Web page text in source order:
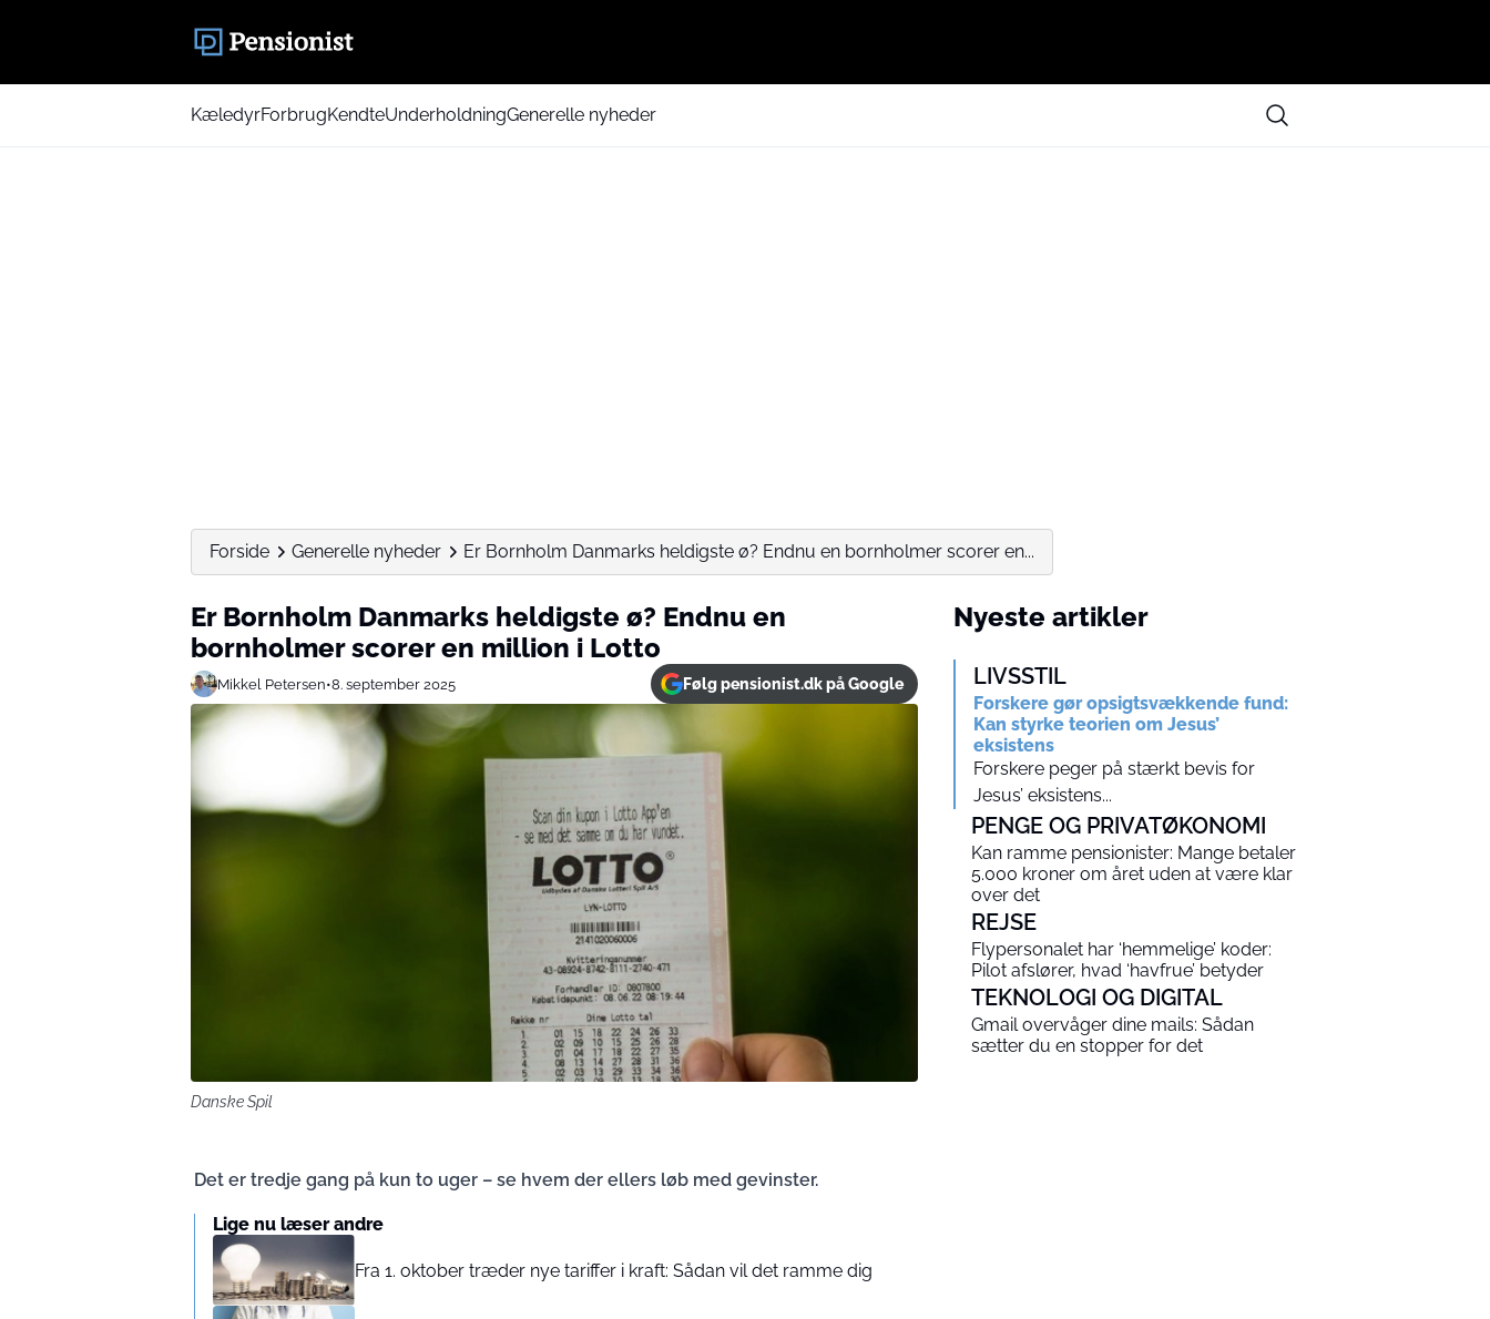
KæledyrForbrugKendteUnderholdningGenerelle nyheder
Forside Generelle nyheder Er Bornholm Danmarks heldigste ø? Endnu en bornholmer scorer en...
Er Bornholm Danmarks heldigste ø? Endnu en
bornholmer scorer en million i Lotto
Mikkel Petersen•8. september 2025 Følg pensionist.dk på Google
Danske Spil
Det er tredje gang på kun to uger – se hvem der ellers løb med gevinster.
Lige nu læser andre
Fra 1. oktober træder nye tariffer i kraft: Sådan vil det ramme dig
Nyeste artikler
LIVSSTIL
Forskere gør opsigtsvækkende fund:
Kan styrke teorien om Jesus’
eksistens
Forskere peger på stærkt bevis for
Jesus’ eksistens...
PENGE OG PRIVATØKONOMI
Kan ramme pensionister: Mange betaler
5.000 kroner om året uden at være klar
over det
REJSE
Flypersonalet har ‘hemmelige’ koder:
Pilot afslører, hvad ‘havfrue’ betyder
TEKNOLOGI OG DIGITAL
Gmail overvåger dine mails: Sådan
sætter du en stopper for det